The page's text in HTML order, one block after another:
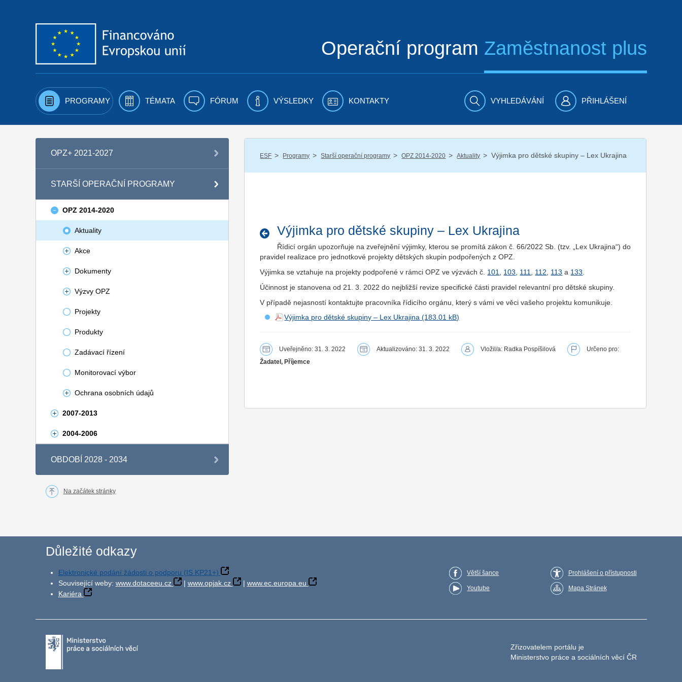
Operační program Zaměstnanost plus
PROGRAMY TÉMATA FÓRUM VÝSLEDKY KONTAKTY VYHLEDÁVÁNÍ PŘIHLÁŠENÍ
OPZ+ 2021-2027
STARŠÍ OPERAČNÍ PROGRAMY
OPZ 2014-2020
Aktuality
Akce
Dokumenty
Výzvy OPZ
Projekty
Produkty
Zadávací řízení
Monitorovací výbor
Ochrana osobních údajů
2007-2013
2004-2006
OBDOBÍ 2028 - 2034
ESF / Programy / Starší operační programy / OPZ 2014-2020 / Aktuality / Výjimka pro dětské skupiny – Lex Ukrajina
Výjimka pro dětské skupiny – Lex Ukrajina
Řídicí orgán upozorňuje na zveřejnění výjimky, kterou se promítá zákon č. 66/2022 Sb. (tzv. „Lex Ukrajina“) do
pravidel realizace pro jednotkové projekty dětských skupin podpořených z OPZ.
Výjimka se vztahuje na projekty podpořené v rámci OPZ ve výzvách č. 101 103 111 112 113 a 133
Účinnost je stanovena od 21. 3. 2022 do nejbližší revize specifické části pravidel relevantní pro dětské skupiny.
V případě nejasností kontaktujte pracovníka řídicího orgánu, který s vámi ve věci vašeho projektu komunikuje.
Výjimka pro dětské skupiny – Lex Ukrajina
Uveřejněno: 31. 3. 2022 Aktualizováno: 31. 3. 2022 Vložil/a: Radka Pospíšilová
Určeno pro:
Žadatel, Příjemce
Na začátek stránky
Důležité odkazy
Elektronické podání žádosti o podporu (IS KP21+)
Související weby: www.dotaceeu.cz | www.opjak.cz | www.ec.europa.eu
Kariéra
Větší šance
Youtube
Prohlášení o přístupnosti
Mapa Stránek
Zřizovatelem portálu je
Ministerstvo práce a sociálních věcí ČR